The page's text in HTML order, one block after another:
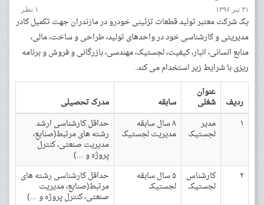
۳۱ تیر ۱۳۹۶ ۱ نظر
یک شرکت معتبر تولید قطعات تزئینی خودرو در مازندران جهت تکمیل کادر
مدیریتی و کارشناسی خود در واحدهای تولید، طراحی و ساخت، مالی،
منابع انسانی، انبار، کیفیت، لجستیک، مهندسی، بازرگانی و فروش و برنامه
ریزی با شرایط زیر استخدام می کند.
ردیف
عنوان
شغلی سابقه
مدرک تحصیلی
۱
مدیر
لجستیک
۸ سال سابقه
مدیریت لجستیک
حداقل کارشناسی ارشد
رشته های مرتبط(صنایع،
مدیریت صنعتی، کنترل
پروژه و …)
۲
کارشناس
لجستیک
۵ سال سابقه
لجستیک
حداقل کارشناسی رشته های
مرتبط(صنایع، مدیریت
صنعتی، کنترل پروژه و …)